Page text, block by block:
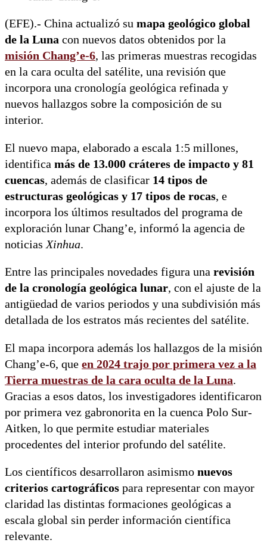
(EFE).- China actualizó su mapa geológico global
de la Luna con nuevos datos obtenidos por la
misión Chang’e-6, las primeras muestras recogidas
en la cara oculta del satélite, una revisión que
incorpora una cronología geológica refinada y
nuevos hallazgos sobre la composición de su
interior.
El nuevo mapa, elaborado a escala 1:5 millones,
identifica más de 13.000 cráteres de impacto y 81
cuencas, además de clasificar 14 tipos de
estructuras geológicas y 17 tipos de rocas, e
incorpora los últimos resultados del programa de
exploración lunar Chang’e, informó la agencia de
noticias Xinhua.
Entre las principales novedades figura una revisión
de la cronología geológica lunar, con el ajuste de la
antigüedad de varios periodos y una subdivisión más
detallada de los estratos más recientes del satélite.
El mapa incorpora además los hallazgos de la misión
Chang’e-6, que en 2024 trajo por primera vez a la
Tierra muestras de la cara oculta de la Luna.
Gracias a esos datos, los investigadores identificaron
por primera vez gabronorita en la cuenca Polo Sur-
Aitken, lo que permite estudiar materiales
procedentes del interior profundo del satélite.
Los científicos desarrollaron asimismo nuevos
criterios cartográficos para representar con mayor
claridad las distintas formaciones geológicas a
escala global sin perder información científica
relevante.